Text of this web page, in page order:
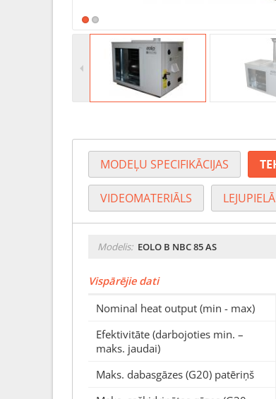
MODEĻU SPECIFIKĀCIJAS
VIDEOMATERIĀLS
Modelis: EOLO B NBC 85 AS
Vispārējie dati
Nominal heat output (min - max)
Efektivitāte (darbojoties min. –
maks. jaudai)
Maks. dabasgāzes (G20) patēriņš